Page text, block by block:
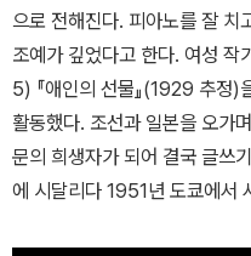
으로 전해진다. 피아노를 잘 치
조예가 깊었다고 한다. 여성 작
5) 『애인의 선물』(1929 추정
활동했다. 조선과 일본을 오가
문의 희생자가 되어 결국 글쓰
에 시달리다 1951년 도쿄에서